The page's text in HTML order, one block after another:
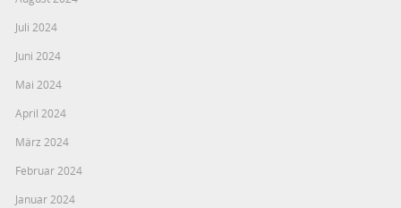
Juli 2024
Juni 2024
Mai 2024
April 2024
März 2024
Februar 2024
Januar 2024